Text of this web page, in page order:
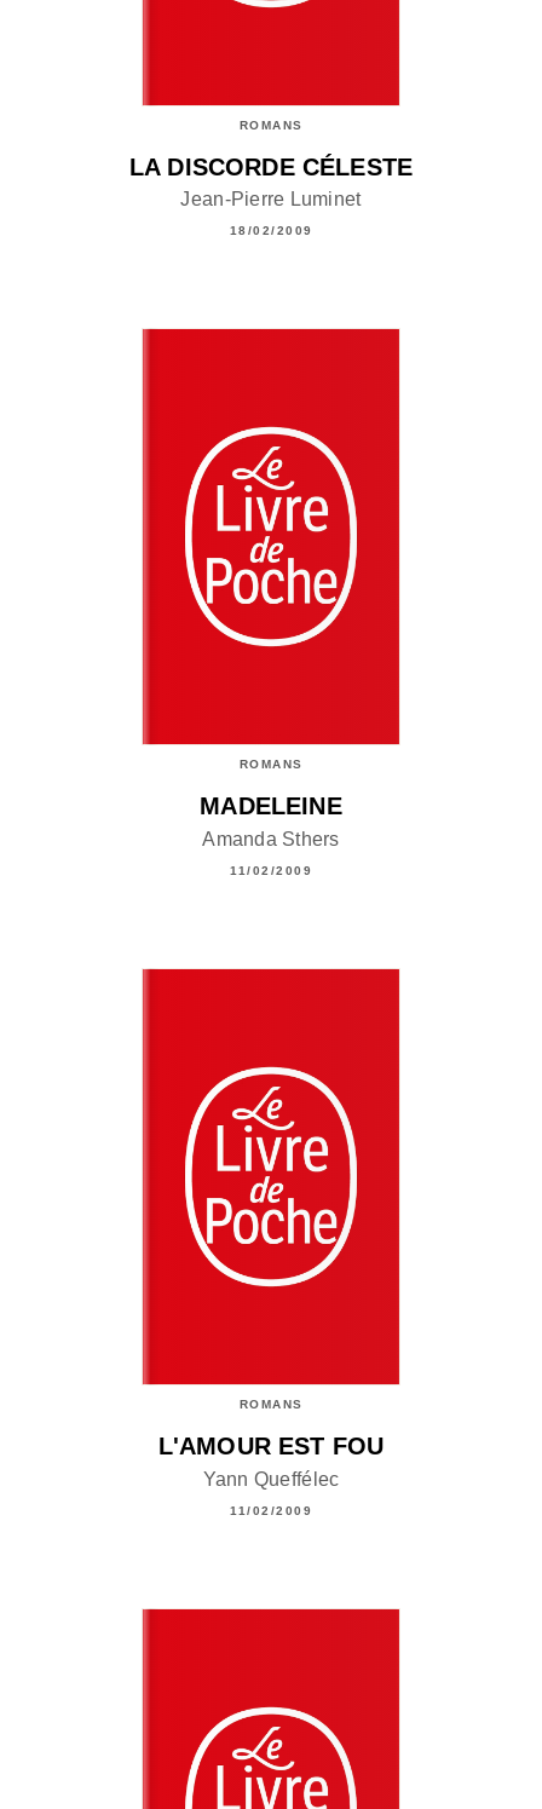
ROMANS
LA DISCORDE CÉLESTE
Jean-Pierre Luminet
18/02/2009
ROMANS
MADELEINE
Amanda Sthers
11/02/2009
ROMANS
L'AMOUR EST FOU
Yann Queffélec
11/02/2009